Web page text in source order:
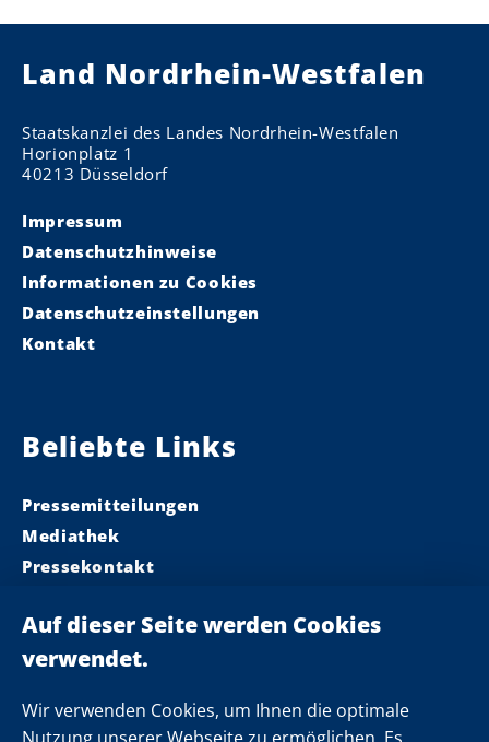
Wir verwenden Cookies, um Ihnen die optimale
Land Nordrhein-Westfalen
Staatskanzlei des Landes Nordrhein-Westfalen
Horionplatz 1
40213 Düsseldorf
Impressum
Datenschutzhinweise
Informationen zu Cookies
Datenschutzeinstellungen
Kontakt
Beliebte Links
Pressemitteilungen
Mediathek
Pressekontakt
Landeskabinett
Einsamkeit